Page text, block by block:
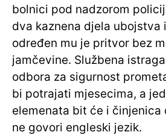
bolnici pod nadzorom
dva kaznena djela ubojstva
određen mu je pritvor bez
jamčevine. Službena
odbora za sigurnost
bi potrajati mjesecima, a
elemenata bit će i činjenica
ne govori engleski jezik.